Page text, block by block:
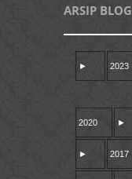
ARSIP BLOG
► 2023
2020 ►
► 2017